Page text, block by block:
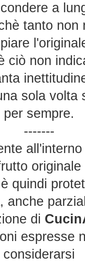
a
tanto non
ciò non
sola volta
per sempre.
-------
originale
quindi
, anche
di
espresse
considerarsi